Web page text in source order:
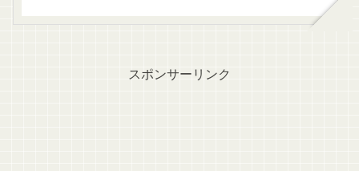
スポンサーリンク